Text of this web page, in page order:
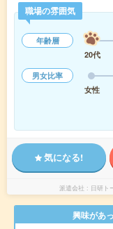
職場の雰囲気
年齢層
20代
男女比率
女性
気になる!
派遣会社 日研ト
興味があ